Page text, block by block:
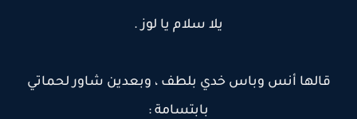
يلا سلام يا لوز .
قالها أنس وباس خدي بلطف ، وبعدين شاور لحماتي
بابتسامة :